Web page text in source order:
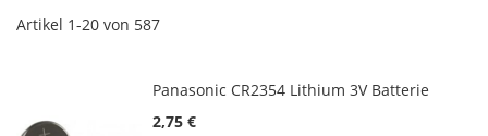
Artikel 1-20 von 587
Panasonic CR2354 Lithium 3V Batterie
2,75 €